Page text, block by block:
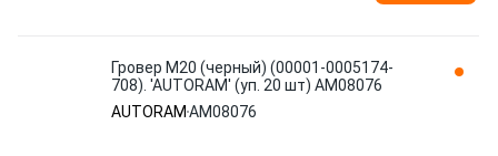
Гровер М20 (черный) (00001-0005174-
708). 'AUTORAM' (уп. 20 шт) AM08076
AUTORAM AM08076